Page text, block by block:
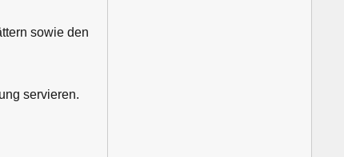
sowie den
servieren.